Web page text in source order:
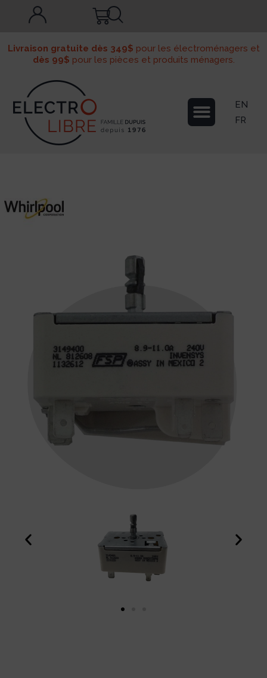
Livraison gratuite dès 349$ pour les électroménagers et
dès 99$ pour les pièces et produits ménagers.
EN
FR